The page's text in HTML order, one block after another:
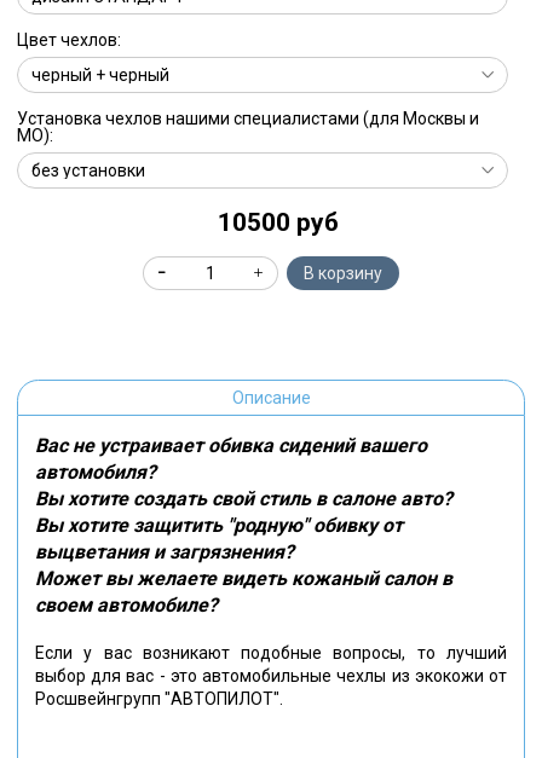
Цвет чехлов:
Установка чехлов нашими специалистами (для Москвы и
МО):
10500 руб
В корзину
Описание
Вас не устраивает обивка сидений вашего
автомобиля?
Вы хотите создать свой стиль в салоне авто?
Вы хотите защитить "родную" обивку от
выцветания и загрязнения?
Может вы желаете видеть кожаный салон в
своем автомобиле?
Если у вас возникают подобные вопросы, то лучший
выбор для вас - это автомобильные чехлы из экокожи от
Росшвейнгрупп "АВТОПИЛОТ".